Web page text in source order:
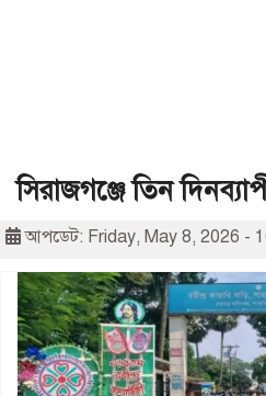
সিরাজগঞ্জে তিন
আপডেট: Friday, May 8, 2026 -